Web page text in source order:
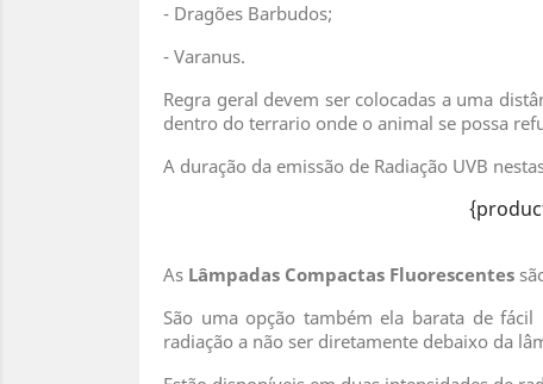
- Dragões Barbudos;
- Varanus.
Regra geral devem ser colocadas a uma
dentro do terrario onde o animal se possa
A duração da emissão de Radiação UVB
As Lâmpadas Compactas Fluorescentes
São uma opção também ela barata de
radiação a não ser diretamente debaixo da